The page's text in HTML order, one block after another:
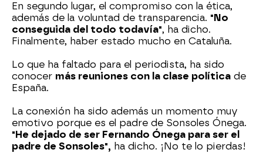
En segundo lugar, el compromiso con la ética,
además de la voluntad de transparencia. "No
conseguida del todo todavía", ha dicho.
Finalmente, haber estado mucho en Cataluña.
Lo que ha faltado para el periodista, ha sido
conocer más reuniones con la clase política de
España.
La conexión ha sido además un momento muy
emotivo porque es el padre de Sonsoles Ónega.
"He dejado de ser Fernando Ónega para ser el
padre de Sonsoles", ha dicho. ¡No te lo pierdas!